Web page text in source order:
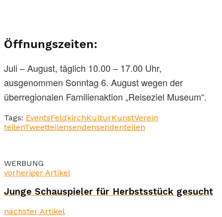
Öffnungszeiten:
Juli – August, täglich 10.00 – 17.00 Uhr,
ausgenommen Sonntag 6. August wegen der
überregionalen Familienaktion „Reiseziel Museum“.
Tags: EventsFeldkirchKulturKunstVerein
teilenTweetteilensendensendenteilen
WERBUNG
vorheriger Artikel
Junge Schauspieler für Herbstsstück gesucht
nächster Artikel